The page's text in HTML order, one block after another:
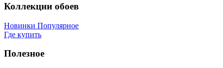
Коллекции обоев
Новинки Популярное
Где купить
Полезное